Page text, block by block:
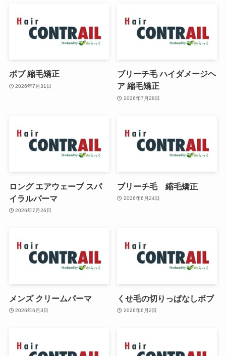
ボブ 縮毛矯正
2026年7月31日
ブリーチ毛 ハイダメージヘ
ア 縮毛矯正
2026年7月28日
ロング エアウェーブ スパ
イラルパーマ
2026年7月26日
ブリーチ毛 縮毛矯正
2026年6月24日
メンズ クリームパーマ
2026年6月3日
くせ毛の切りっぱなしボブ
2026年6月2日